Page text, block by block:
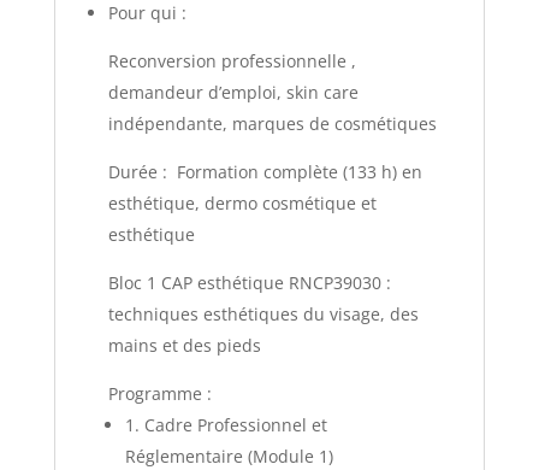
Pour qui :
Reconversion professionnelle ,
demandeur d’emploi, skin care
indépendante, marques de cosmétiques
Durée : Formation complète (133 h) en
esthétique, dermo cosmétique et
esthétique
Bloc 1 CAP esthétique RNCP39030 :
techniques esthétiques du visage, des
mains et des pieds
Programme :
1. Cadre Professionnel et
Réglementaire (Module 1)